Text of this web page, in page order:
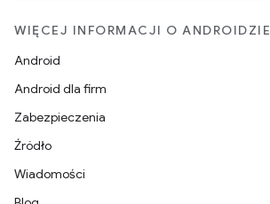
WIĘCEJ INFORMACJI O ANDROIDZIE
Android
Android dla firm
Zabezpieczenia
Źródło
Wiadomości